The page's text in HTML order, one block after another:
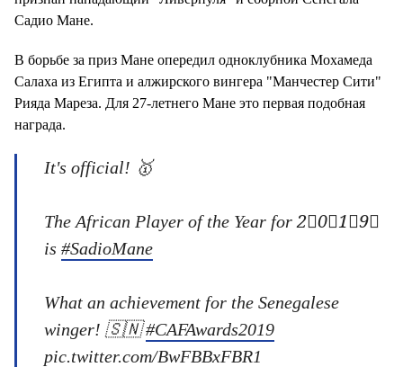
Садио Мане.
В борьбе за приз Мане опередил одноклубника Мохамеда
Салаха из Египта и алжирского вингера "Манчестер Сити"
Рияда Мареза. Для 27-летнего Мане это первая подобная
награда.
It's official! 🥇
The African Player of the Year for 2⃣0⃣1⃣9⃣
is #SadioMane
What an achievement for the Senegalese
winger! 🇸🇳#CAFAwards2019
pic.twitter.com/BwFBBxFBR1